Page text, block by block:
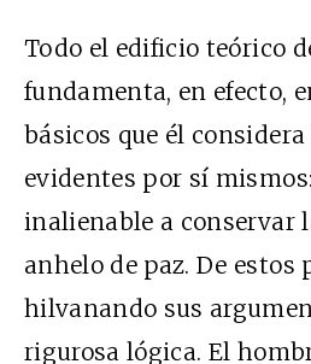
Todo el edificio teórico
fundamenta, en efecto,
básicos que él
evidentes por sí
inalienable a conservar
anhelo de paz. De estos
hilvanando sus
rigurosa lógica. El